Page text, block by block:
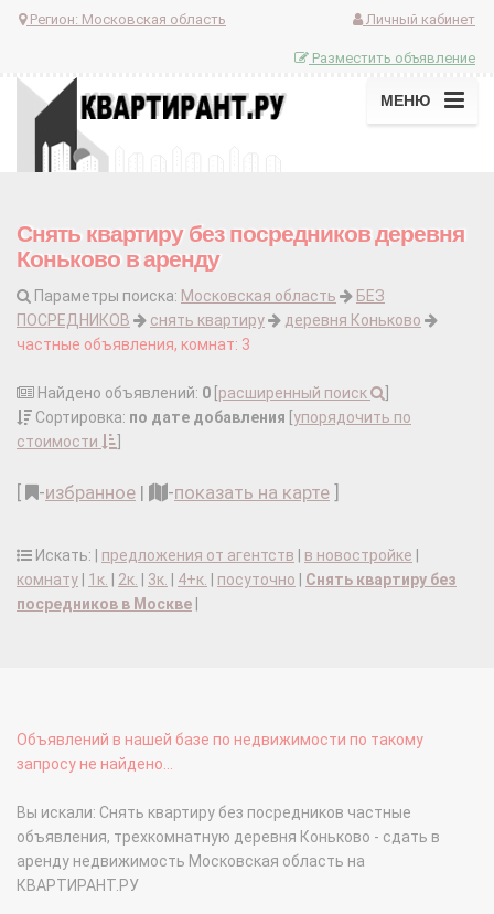
Регион: Московская область Личный кабинет
Разместить объявление
МЕНЮ
Снять квартиру без посредников деревня
Коньково в аренду
Параметры поиска: Московская область
БЕЗ
ПОСРЕДНИКОВ
снять квартиру
деревня Коньково
частные объявления, комнат: 3
Найдено объявлений: 0 расширенный поиск
Сортировка: по дате добавления упорядочить по
стоимости
-избранное | -показать на карте
Искать: | предложения от агентств в новостройке
комнату
1к. 2к. 3к. 4+к. посуточно
Снять квартиру без
посредников в Москве
Объявлений в нашей базе по недвижимости по такому
запросу не найдено...
Вы искали: Снять квартиру без посредников частные
объявления, трехкомнатную деревня Коньково - сдать в
аренду недвижимость Московская область на
КВАРТИРАНТ.РУ